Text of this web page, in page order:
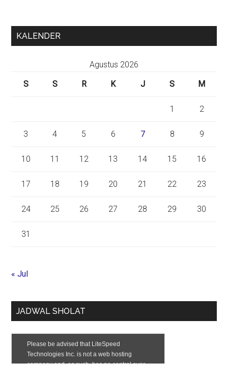
KALENDER
Agustus 2026
S
S R K J S M
1 2
3 4 5 6 7 8 9
10 11 12 13 14 15 16
17 18 19 20 21 22 23
24 25 26 27 28 29 30
31
« Jul
JADWAL SHOLAT